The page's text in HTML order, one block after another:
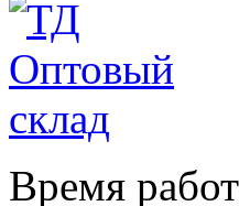
Время